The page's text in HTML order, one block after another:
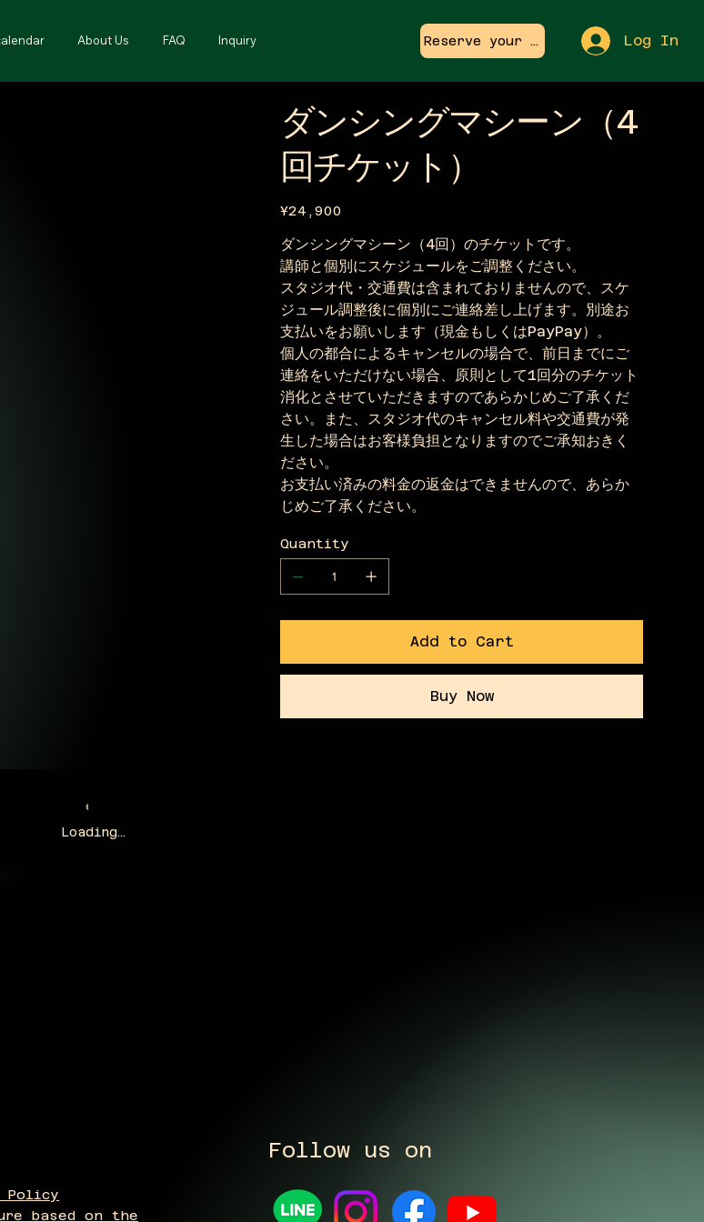
About Us FAQ Inquiry Log In
Reserve your spot for FREE!
ダンシングマシーン（4
回チケット）
¥24,900
ダンシングマシーン（4回）のチケットです。
講師と個別にスケジュールをご調整ください。
スタジオ代・交通費は含まれておりませんので、スケ
ジュール調整後に個別にご連絡差し上げます。別途お
支払いをお願いします（現金もしくはPayPay）。
個人の都合によるキャンセルの場合で、前日までにご
連絡をいただけない場合、原則として1回分のチケット
消化とさせていただきますのであらかじめご了承くだ
さい。また、スタジオ代のキャンセル料や交通費が発
生した場合はお客様負担となりますのでご承知おきく
ださい。
お支払い済みの料金の返金はできませんので、あらか
じめご了承ください。
Quantity
Add to Cart
Buy Now
Loading…
Policy
based on the
Follow us on